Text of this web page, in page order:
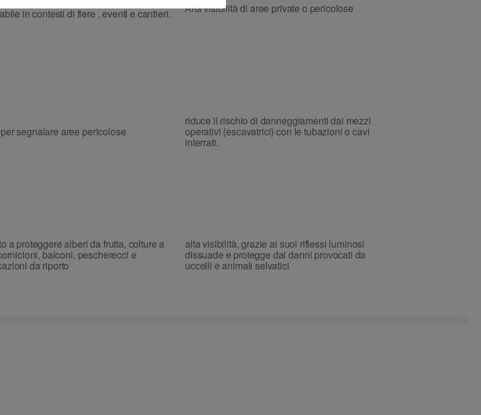
in contesti di fiere , eventi e cantieri. Alta visibilità di aree private o pericolose
segnalare aree pericolose
riduce il rischio di danneggiamenti dai mezzi
operativi (escavatrici) con le tubazioni o cavi
interrati.
a proteggere alberi da frutta, colture a
balconi, pescherecci e
da riporto
alta visibilità, grazie ai suoi riflessi luminosi
dissuade e protegge dai danni provocati da
uccelli e animali selvatici